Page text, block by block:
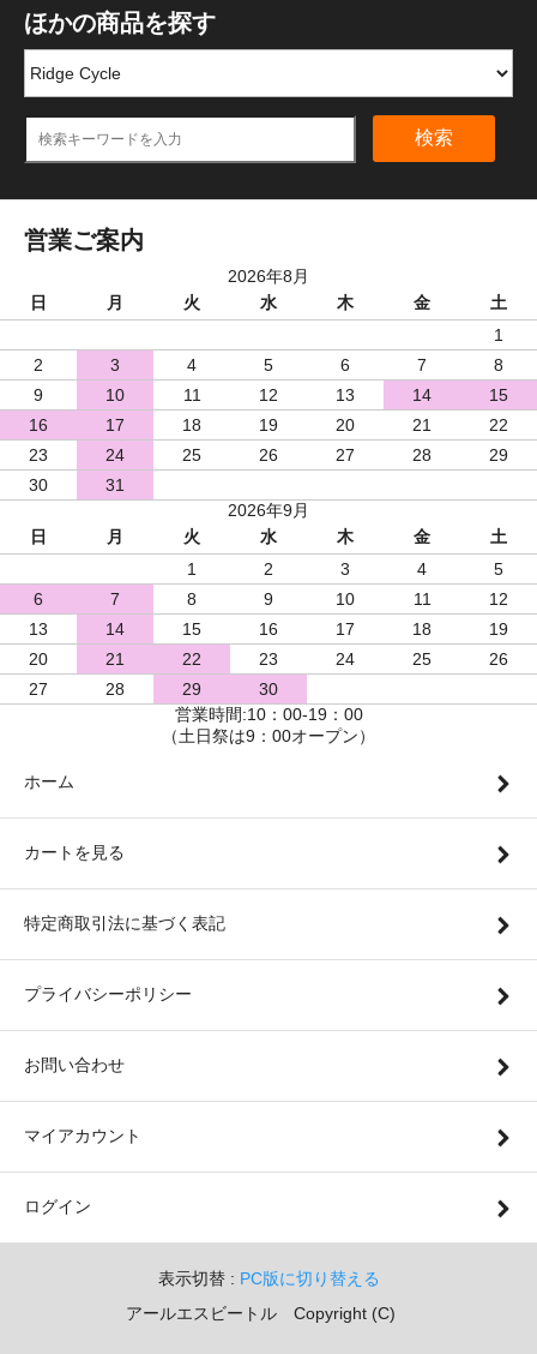
ほかの商品を探す
検索
営業ご案内
2026年8月
日
月 火 水 木 金
土
1
2
3 4 5 6 7
8
9
10 11 12 13 14
15
16
17 18 19 20 21
22
23
24 25 26 27 28
29
30
31
2026年9月
日
月 火 水 木 金
土
1
2 3 4
5
6
7 8 9 10 11
12
13
14 15 16 17 18
19
20
21 22 23 24 25
26
27
28 29
30
営業時間:10：00-19：00
（土日祭は9：00オープン）
ホーム
カートを見る
特定商取引法に基づく表記
プライバシーポリシー
お問い合わせ
マイアカウント
ログイン
表示切替 : PC版に切り替える
アールエスビートル Copyright (C)